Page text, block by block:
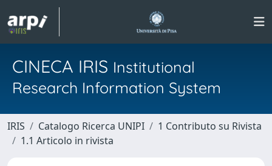
CINECA IRIS Institutional
Research Information System
IRIS Catalogo Ricerca UNIPI
1 Contributo su Rivista
1.1 Articolo in rivista